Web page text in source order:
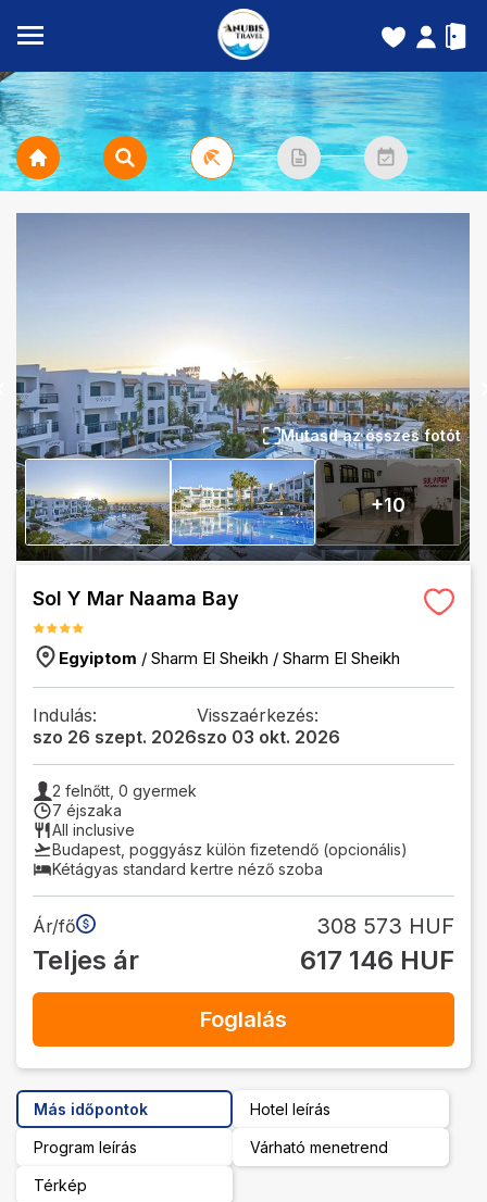
Mutasd az összes fotót
+10
Sol Y Mar Naama Bay
Egyiptom / Sharm El Sheikh / Sharm El Sheikh
Indulás:
szo 26 szept. 2026
Visszaérkezés:
szo 03 okt. 2026
2 felnőtt, 0 gyermek
7 éjszaka
All inclusive
Budapest poggyász külön fizetendő (opcionális)
Kétágyas standard kertre néző szoba
Ár/fő 308 573 HUF
Teljes ár 617 146 HUF
Foglalás
Más időpontok Hotel leírás
Program leírás Várható menetrend
Térkép